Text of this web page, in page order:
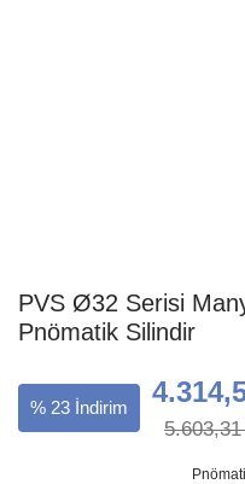
PVS Ø32 Serisi
Pnömatik Silindir
% 23 İndirim